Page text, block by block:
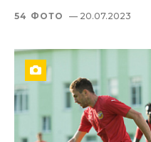
54 ФОТО — 20.07.2023